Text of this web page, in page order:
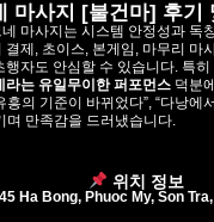
마사지 [불건마] 후기
마사지는 시스템 안정성과 독
결제, 초이스, 본게임, 마무리 마
자도 안심할 수 있습니다. 특히
라는 유일무이한 퍼포먼스 덕분
흥의 기준이 바뀌었다”, “다낭에
며 만족감을 드러냈습니다.
위치 정보
45 Ha Bong, Phuoc My, Son